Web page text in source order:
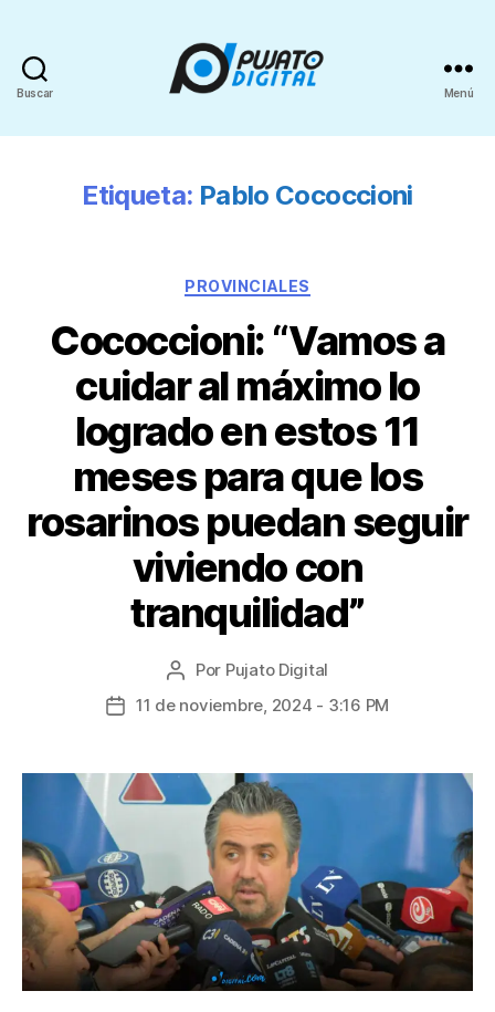
Buscar Menú
Etiqueta: Pablo Cococcioni
PROVINCIALES
Cococcioni: “Vamos a
cuidar al máximo lo
logrado en estos 11
meses para que los
rosarinos puedan seguir
viviendo con
tranquilidad”
Por Pujato Digital
11 de noviembre, 2024 - 3:16 PM